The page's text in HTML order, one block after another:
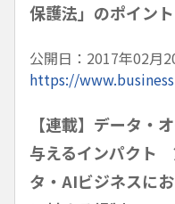
保護法」のポイント
公開日：2017年02月
https://
【連載】データ・
与えるインパクト
タ・AIビジネスに